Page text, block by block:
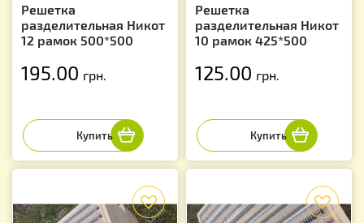
Решетка
разделительная Никот
12 рамок 500*500
195.00 грн.
Решетка
разделительная Никот
10 рамок 425*500
125.00 грн.